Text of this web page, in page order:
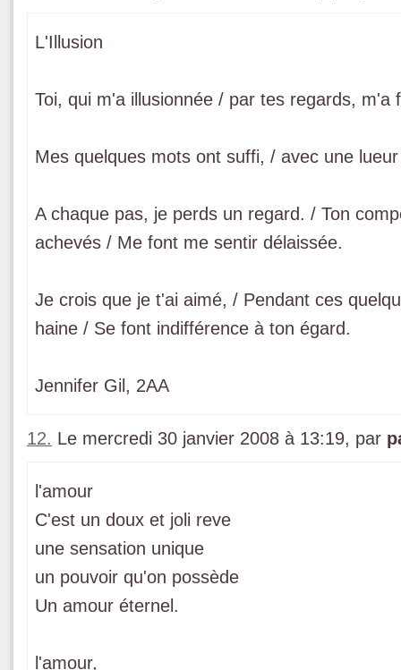
L'Illusion
Toi, qui m'a illusionnée / par tes regards, m'a
Mes quelques mots ont suffi, / avec une
A chaque pas, je perds un regard. / Ton
achevés / Me font me sentir délaissée.
Je crois que je t'ai aimé, / Pendant ces
haine / Se font indifférence à ton égard.
Jennifer Gil, 2AA
12. Le mercredi 30 janvier 2008 à 13:19, par
l'amour
C'est un doux et joli reve
une sensation unique
un pouvoir qu'on possède
Un amour éternel.
l'amour,